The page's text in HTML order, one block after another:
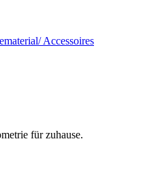
Accessoires
für zuhause.